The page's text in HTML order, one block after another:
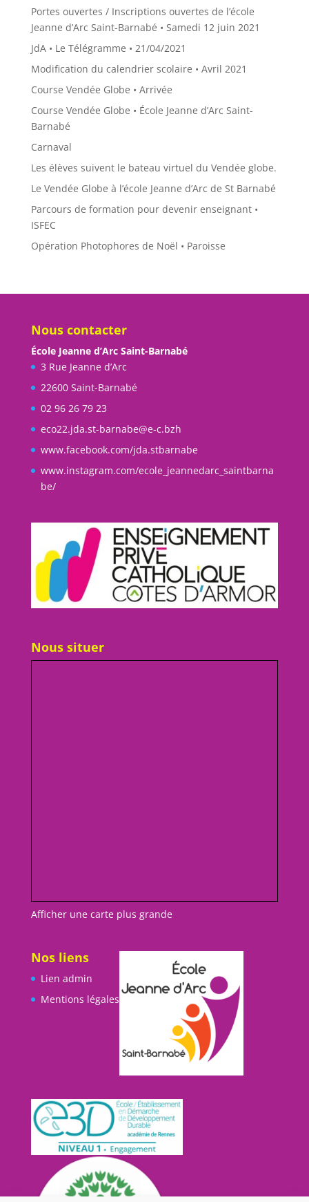
Portes ouvertes / Inscriptions ouvertes de l’école
Jeanne d’Arc Saint-Barnabé • Samedi 12 juin 2021
JdA • Le Télégramme • 21/04/2021
Modification du calendrier scolaire • Avril 2021
Course Vendée Globe • Arrivée
Course Vendée Globe • École Jeanne d’Arc Saint-
Barnabé
Carnaval
Les élèves suivent le bateau virtuel du Vendée globe.
Le Vendée Globe à l’école Jeanne d’Arc de St Barnabé
Parcours de formation pour devenir enseignant •
ISFEC
Opération Photophores de Noël • Paroisse
Nous contacter
École Jeanne d’Arc Saint-Barnabé
3 Rue Jeanne d’Arc
22600 Saint-Barnabé
02 96 26 79 23
eco22.jda.st-barnabe@e-c.bzh
www.facebook.com/jda.stbarnabe
www.instagram.com/ecole_jeannedarc_saintbarna
be/
Nous situer
Afficher une carte plus grande
Nos liens
Lien admin
Mentions légales